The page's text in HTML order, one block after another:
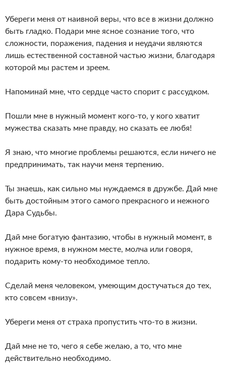
Убереги меня от наивной веры, что все в жизни должно
быть гладко. Подари мне ясное сознание того, что
сложности, поражения, падения и неудачи являются
лишь естественной составной частью жизни, благодаря
которой мы растем и зреем.
Напоминай мне, что сердце часто спорит с рассудком.
Пошли мне в нужный момент кого-то, у кого хватит
мужества сказать мне правду, но сказать ее любя!
Я знаю, что многие проблемы решаются, если ничего не
предпринимать, так научи меня терпению.
Ты знаешь, как сильно мы нуждаемся в дружбе. Дай мне
быть достойным этого самого прекрасного и нежного
Дара Судьбы.
Дай мне богатую фантазию, чтобы в нужный момент, в
нужное время, в нужном месте, молча или говоря,
подарить кому-то необходимое тепло.
Сделай меня человеком, умеющим достучаться до тех,
кто совсем «внизу».
Убереги меня от страха пропустить что-то в жизни.
Дай мне не то, чего я себе желаю, а то, что мне
действительно необходимо.